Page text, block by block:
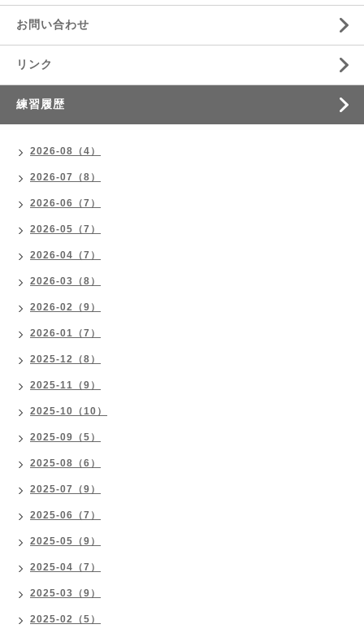
お問い合わせ
リンク
練習履歴
2026-08（4）
2026-07（8）
2026-06（7）
2026-05（7）
2026-04（7）
2026-03（8）
2026-02（9）
2026-01（7）
2025-12（8）
2025-11（9）
2025-10（10）
2025-09（5）
2025-08（6）
2025-07（9）
2025-06（7）
2025-05（9）
2025-04（7）
2025-03（9）
2025-02（5）